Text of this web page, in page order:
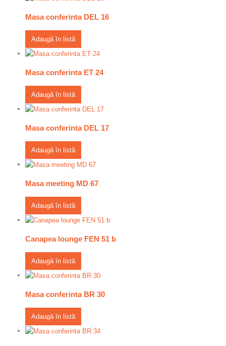
Masa conferinta DEL 16
Adaugă în listă
Masa conferinta ET 24
Adaugă în listă
Masa conferinta DEL 17
Adaugă în listă
Masa meeting MD 67
Adaugă în listă
Canapea lounge FEN 51 b
Adaugă în listă
Masa conferinta BR 30
Adaugă în listă